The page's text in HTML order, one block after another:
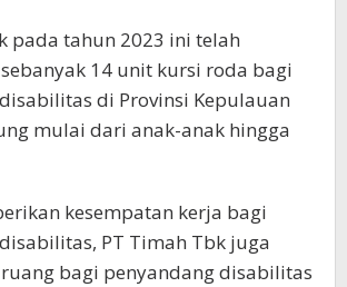
pada tahun 2023 ini telah
14 unit kursi roda bagi
di Provinsi Kepulauan
mulai dari anak-anak hingga
kesempatan kerja bagi
PT Timah Tbk juga
bagi penyandang disabilitas